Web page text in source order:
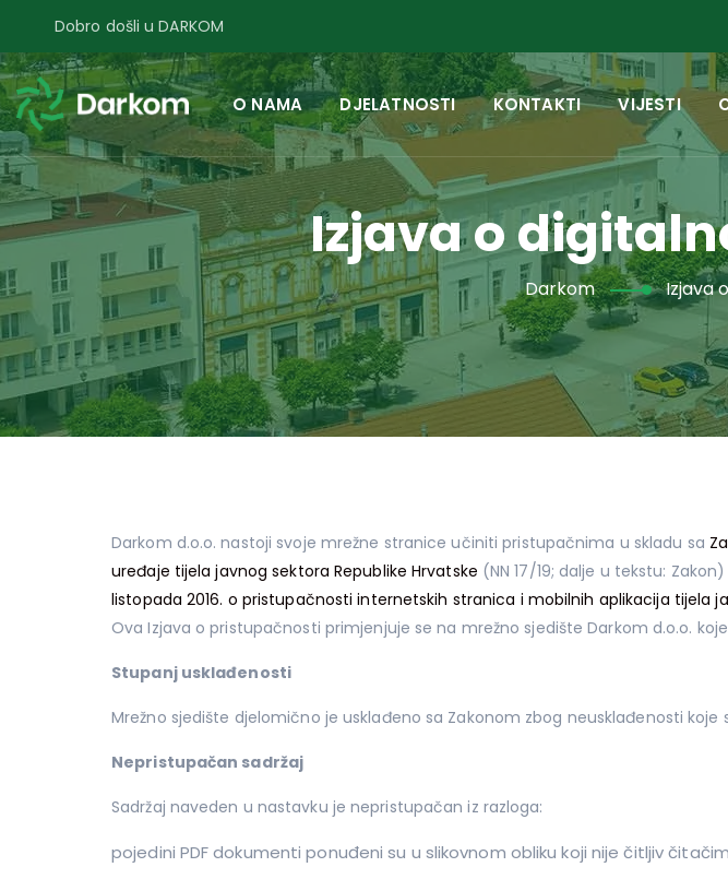
Dobro došli u DARKOM
O NAMA DJELATNOSTI KONTAKTI VIJESTI
Izjava o
Darkom Izjava
Darkom d.o.o. nastoji svoje mrežne stranice učiniti pristupačnima u skladu sa
uređaje tijela javnog sektora Republike Hrvatske (NN 17/19; dalje u tekstu:
listopada 2016. o pristupačnosti internetskih stranica i mobilnih aplikacija tijela
Ova Izjava o pristupačnosti primjenjuje se na mrežno sjedište Darkom d.o.o.
Stupanj usklađenosti
Mrežno sjedište djelomično je usklađeno sa Zakonom zbog neusklađenosti koje
Nepristupačan sadržaj
Sadržaj naveden u nastavku je nepristupačan iz razloga:
pojedini PDF dokumenti ponuđeni su u slikovnom obliku koji nije čitljiv